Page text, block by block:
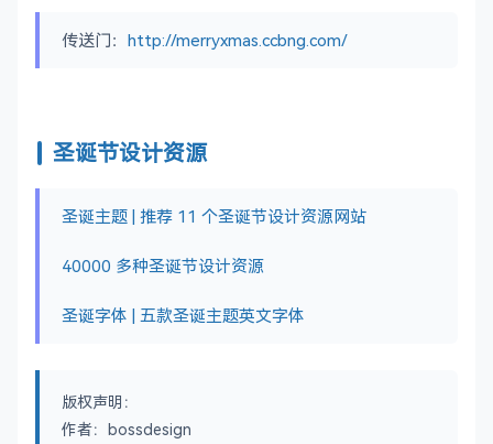
传送门： http://merryxmas.ccbng.com/
圣诞节设计资源
圣诞主题 | 推荐 11 个圣诞节设计资源网站
40000 多种圣诞节设计资源
圣诞字体 | 五款圣诞主题英文字体
版权声明：
作者：bossdesign